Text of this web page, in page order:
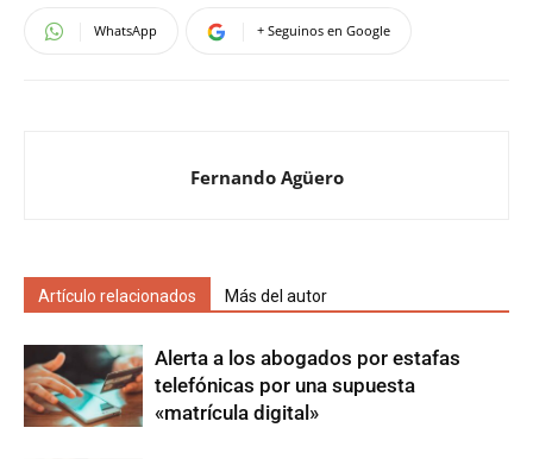
WhatsApp + Seguinos en Google
Fernando Agüero
Artículo relacionados Más del autor
Alerta a los abogados por estafas
telefónicas por una supuesta
«matrícula digital»